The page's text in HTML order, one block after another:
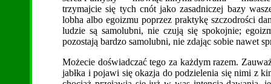
trzymajcie się tych cnót jako zasadniczej bazy
lobha albo egoizmu poprzez praktykę szczodrości
ludzie są samolubni, nie czują się spokojnie;
pozostają bardzo samolubni, nie zdając sobie nawet
Możecie doświadczać tego za każdym razem.
jabłka i pojawi się okazja do podzielenia się nimi z